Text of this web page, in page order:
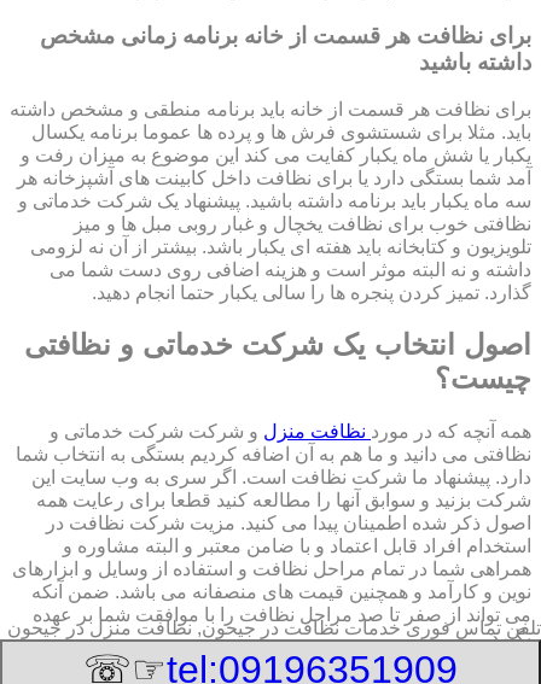
برای نظافت هر قسمت از خانه برنامه زمانی مشخص
داشته باشید
برای نظافت هر قسمت از خانه باید برنامه منطقی و مشخص داشته
باید. مثلا برای شستشوی فرش ها و پرده ها عموما برنامه یکسال
یکبار یا شش ماه یکبار کفایت می کند این موضوع به میزان رفت و
آمد شما بستگی دارد یا برای نظافت داخل کابینت های آشپزخانه هر
سه ماه یکبار باید برنامه داشته باشید. پیشنهاد یک شرکت خدماتی و
نظافتی خوب برای نظافت یخچال و غبار روبی مبل ها و میز
تلویزیون و کتابخانه باید هفته ای یکبار باشد. بیشتر از آن نه لزومی
داشته و نه البته موثر است و هزینه اضافی روی دست شما می
گذارد. تمیز کردن پنجره ها را سالی یکبار حتما انجام دهید.
اصول انتخاب یک شرکت خدماتی و نظافتی
چیست؟
همه آنچه که در مورد نظافت منزل و شرکت شرکت خدماتی و
نظافتی می دانید و ما هم به آن اضافه کردیم بستگی به انتخاب شما
دارد. پیشنهاد ما شرکت نظافت است. اگر سری به وب سایت این
شرکت بزنید و سوابق آنها را مطالعه کنید قطعا برای رعایت همه
اصول ذکر شده اطمینان پیدا می کنید. مزیت شرکت نظافت در
استخدام افراد قابل اعتماد و با ضامن معتبر و البته مشاوره و
همراهی شما در تمام مراحل نظافت و استفاده از وسایل و ابزارهای
نوین و کارآمد و همچنین قیمت های منصفانه می باشد. ضمن آنکه
می تواند از صفر تا صد مراحل نظافت را با موافقت شما بر عهده
بگیرد.
8/6/2026 4:15:02 PM
تلفن تماس فوریخدمات نظافت در جیحون, نظافت منزل در جیحون
tel:09196351909
☞☏